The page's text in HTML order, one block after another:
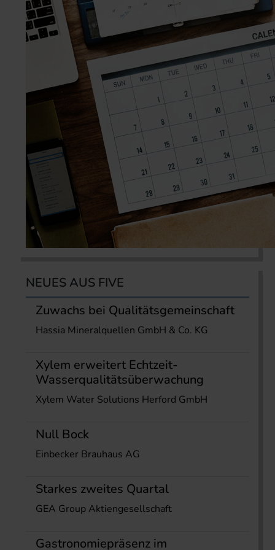
NEUES AUS FIVE
Zuwachs bei Qualitätsgemeinschaft
Hassia Mineralquellen GmbH & Co. KG
Xylem erweitert Echtzeit-
Wasserqualitätsüberwachung
Xylem Water Solutions Herford GmbH
Null Bock
Einbecker Brauhaus AG
Starkes zweites Quartal
GEA Group Aktiengesellschaft
Gastronomiepräsenz im